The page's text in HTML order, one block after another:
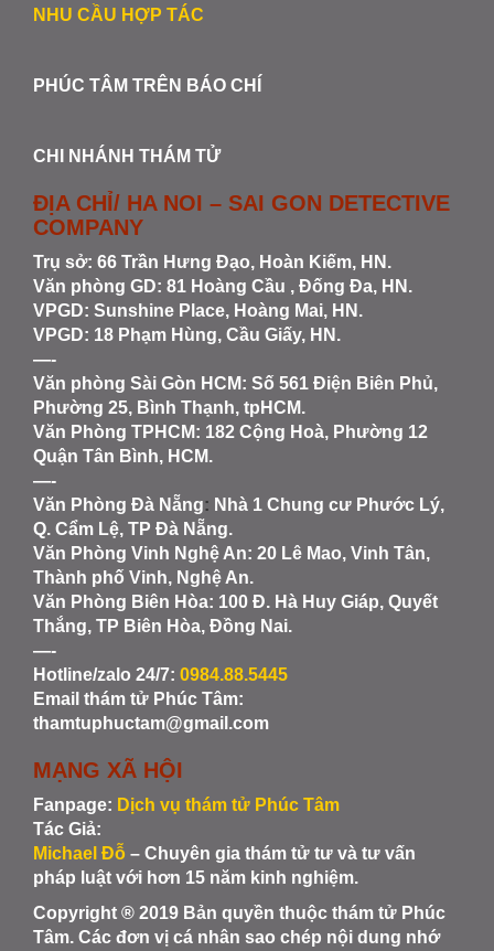
NHU CẦU HỢP TÁC
PHÚC TÂM TRÊN BÁO CHÍ
CHI NHÁNH THÁM TỬ
ĐỊA CHỈ/ HA NOI – SAI GON DETECTIVE
COMPANY
Trụ sở: 66 Trần Hưng Đạo, Hoàn Kiếm, HN.
Văn phòng GD: 81 Hoàng Cầu , Đống Đa, HN.
VPGD: Sunshine Place, Hoàng Mai, HN.
VPGD: 18 Phạm Hùng, Cầu Giấy, HN.
—-
Văn phòng Sài Gòn HCM: Số 561 Điện Biên Phủ,
Phường 25, Bình Thạnh, tpHCM.
Văn Phòng TPHCM: 182 Cộng Hoà, Phường 12
Quận Tân Bình, HCM.
—-
Văn Phòng Đà Nẵng: Nhà 1 Chung cư Phước Lý,
Q. Cẩm Lệ, TP Đà Nẵng.
Văn Phòng Vinh Nghệ An: 20 Lê Mao, Vinh Tân,
Thành phố Vinh, Nghệ An.
Văn Phòng Biên Hòa: 100 Đ. Hà Huy Giáp, Quyết
Thắng, TP Biên Hòa, Đồng Nai.
—-
Hotline/zalo 24/7: 0984.88.5445
Email thám tử Phúc Tâm:
thamtuphuctam@gmail.com
MẠNG XÃ HỘI
Fanpage: Dịch vụ thám tử Phúc Tâm
Tác Giả:
Michael Đỗ – Chuyên gia thám tử tư và tư vấn
pháp luật với hơn 15 năm kinh nghiệm.
Copyright ® 2019 Bản quyền thuộc thám tử Phúc
Tâm. Các đơn vị cá nhân sao chép nội dung nhớ